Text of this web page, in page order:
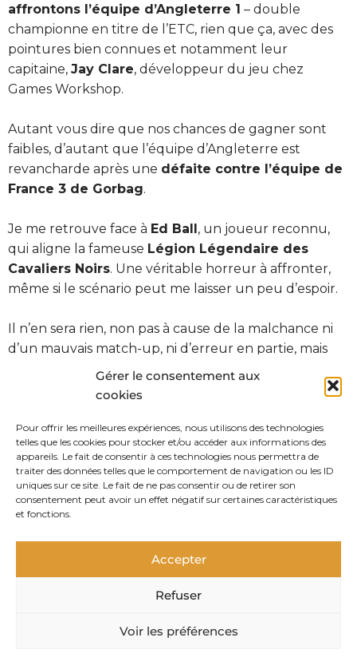
Gérer le consentement aux
cookies
Pour offrir les meilleures expériences, nous utilisons des technologies
telles que les cookies pour stocker et/ou accéder aux informations des
appareils. Le fait de consentir à ces technologies nous permettra de
traiter des données telles que le comportement de navigation ou les ID
uniques sur ce site. Le fait de ne pas consentir ou de retirer son
consentement peut avoir un effet négatif sur certaines caractéristiques
et fonctions.
Accepter
Refuser
Voir les préférences
affrontons l’équipe d’Angleterre 1 – double
championne en titre de l’ETC, rien que ça, avec des
pointures bien connues et notamment leur
capitaine, Jay Clare, développeur du jeu chez
Games Workshop.
Autant vous dire que nos chances de gagner sont
faibles, d’autant que l’équipe d’Angleterre est
revancharde après une défaite contre l’équipe de
France 3 de Gorbag.
Je me retrouve face à Ed Ball, un joueur reconnu,
qui aligne la fameuse Légion Légendaire des
Cavaliers Noirs. Une véritable horreur à affronter,
même si le scénario peut me laisser un peu d’espoir.
Il n’en sera rien, non pas à cause de la malchance ni
d’un mauvais match-up, ni d’erreur en partie, mais
parce que je découvre très rapidement que je suis
tombé en face du pire joueur possible
Je pourrais vous raconter mon déploiement ou
certaines actions de la partie mais ça n’a pas d’intérêt.
Globalement, je me suis déployé directement sur les
objectifs, car je sais que face à une telle armée, je
mouvement à faire de la partie. Mais ce n’est pas le
Ed Ball s’est comporté de la pire manière possible.
Son armée était composée de figurines quasi